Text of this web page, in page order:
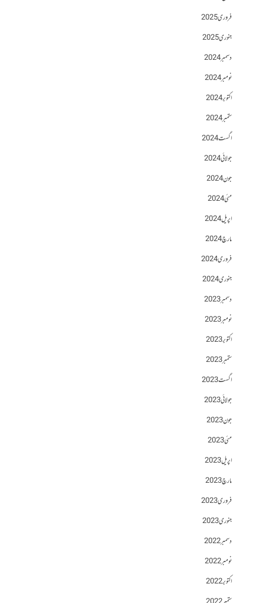
فروری 2025
جنوری 2025
دسمبر 2024
نومبر 2024
اکتوبر 2024
ستمبر 2024
اگست 2024
جولائی 2024
جون 2024
مئی 2024
اپریل 2024
مارچ 2024
فروری 2024
جنوری 2024
دسمبر 2023
نومبر 2023
اکتوبر 2023
ستمبر 2023
اگست 2023
جولائی 2023
جون 2023
مئی 2023
اپریل 2023
مارچ 2023
فروری 2023
جنوری 2023
دسمبر 2022
نومبر 2022
اکتوبر 2022